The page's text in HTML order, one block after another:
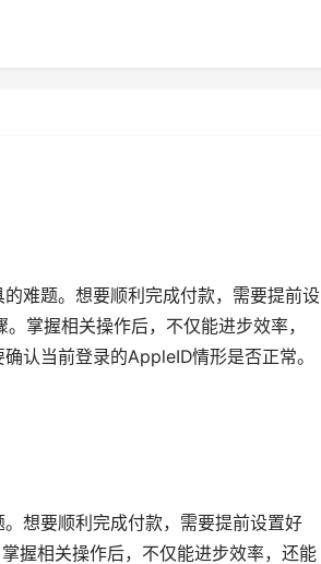
难题。想要顺利完成付款，需要提前设
掌握相关操作后，不仅能进步效率，
认当前登录的AppleID情形是否正常。
想要顺利完成付款，需要提前设置好
握相关操作后，不仅能进步效率，还能